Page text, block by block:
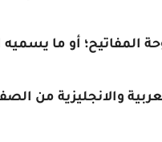
المفاتيح؛ أو ما يسميه
والانجليزية من